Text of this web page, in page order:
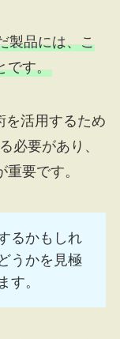
製品には、こ
です。
を活用するため
必要があり、
要です。
るかもしれ
うかを見極
す。